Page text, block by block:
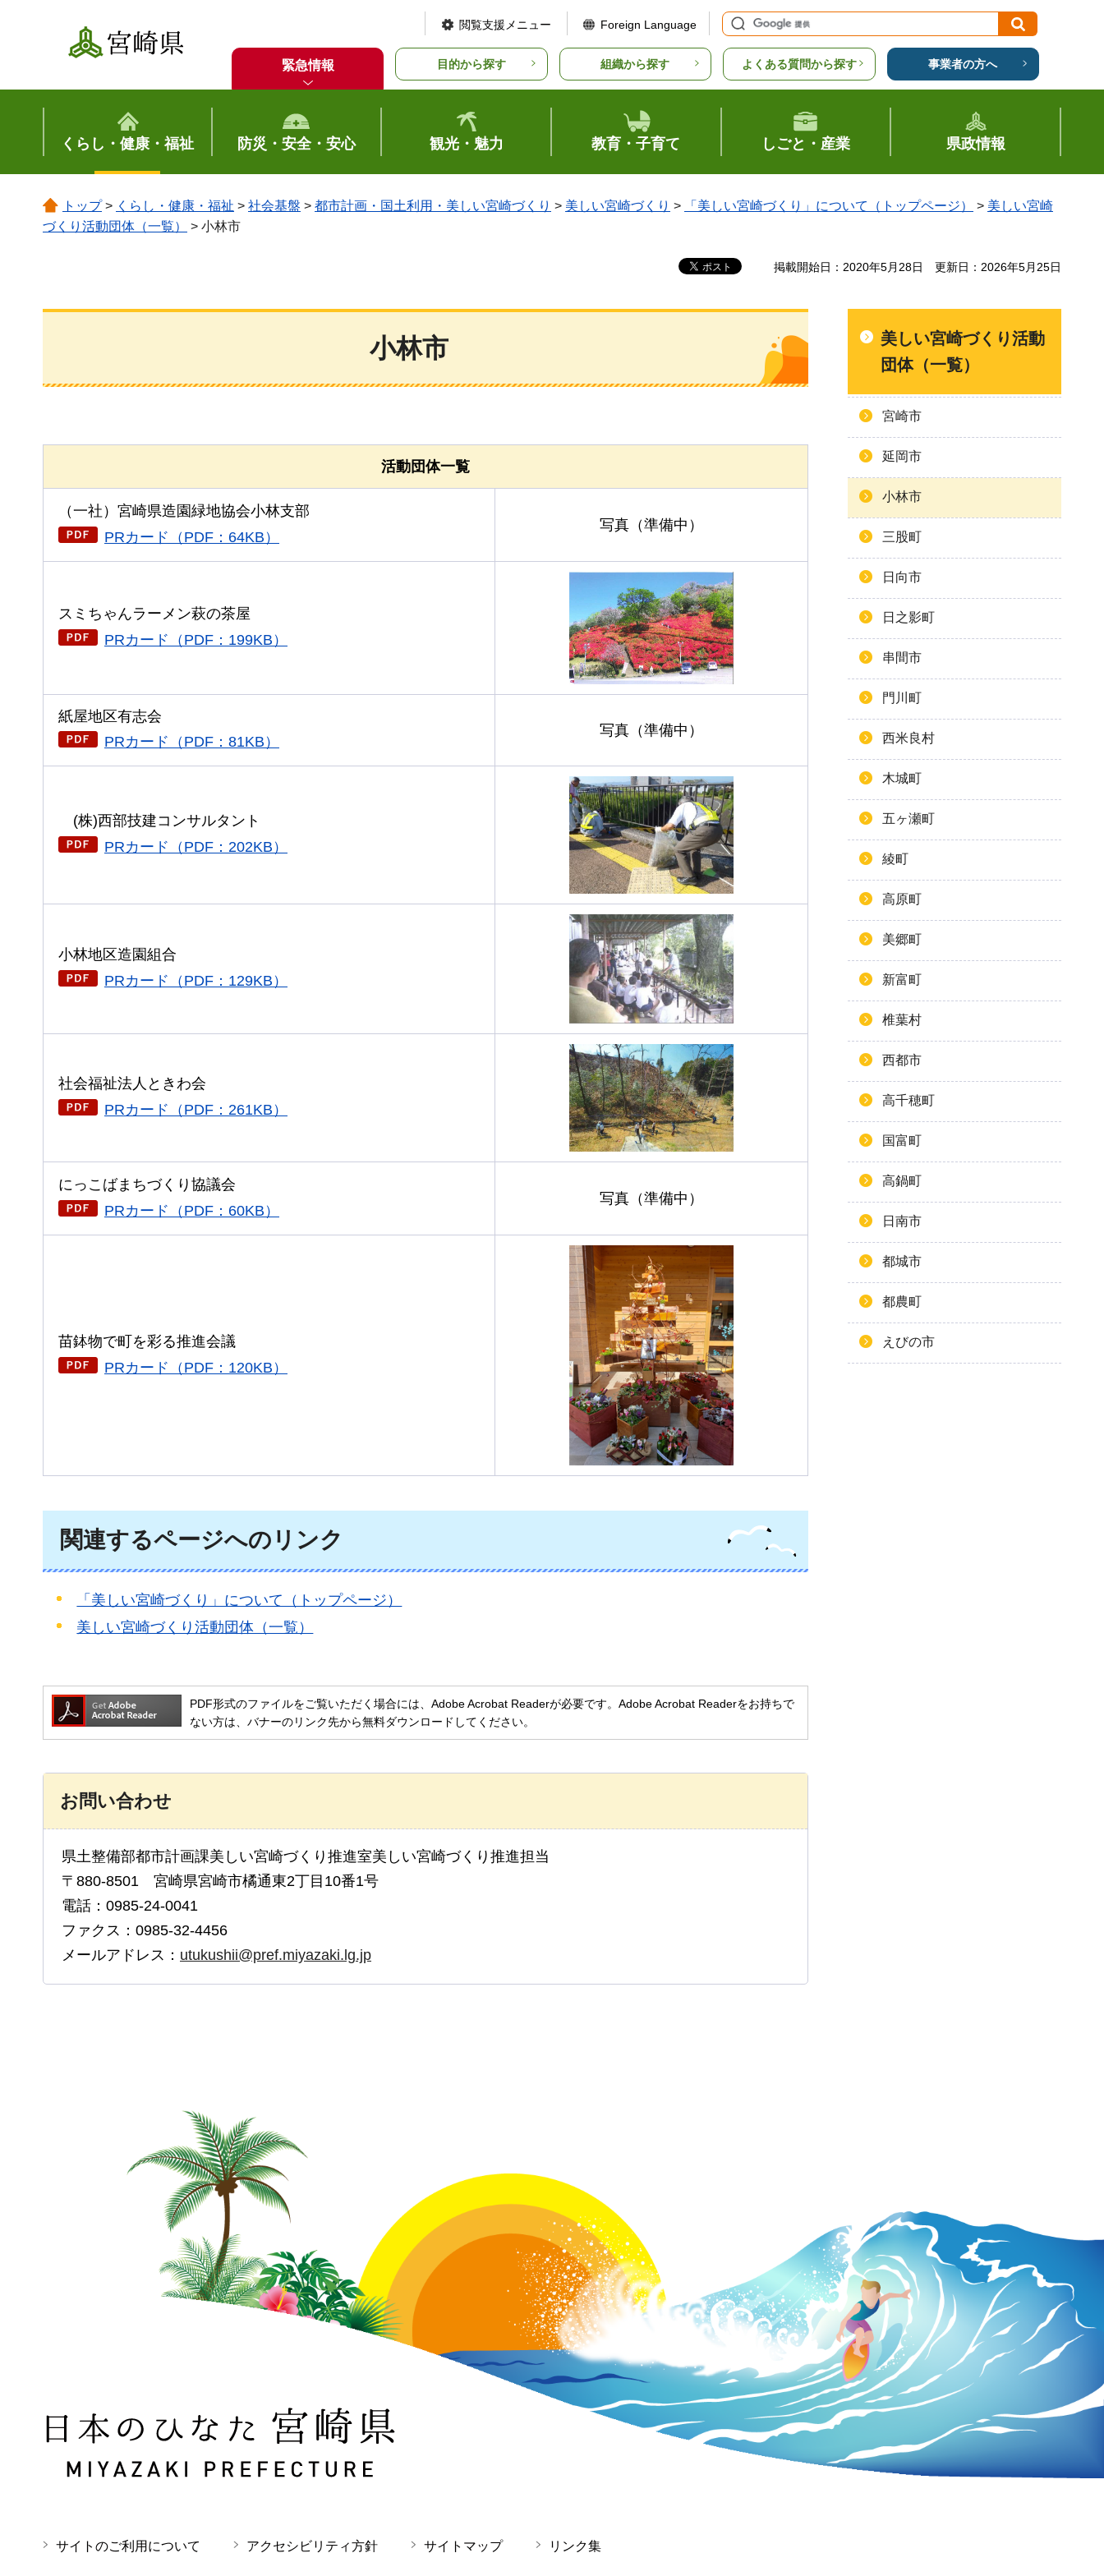
宮崎県
閲覧支援メニュー Foreign Language
緊急情報 目的から探す 組織から探す よくある質問から探す 事業者の方へ
くらし・健康・福祉 防災・安全・安心 観光・魅力 教育・子育て しごと・産業 県政情報
トップ> くらし・健康・福祉 > 社会基盤 > 都市計画・国土利用・美しい宮崎づくり > 美しい宮崎づくり > 「美しい宮崎づくり」について（トップページ） > 美しい宮崎
づくり活動団体（一覧）
> 小林市
掲載開始日：2020年5月28日 更新日：2026年5月25日
小林市
活動団体一覧
（一社）宮崎県造園緑地協会小林支部
PRカード（PDF：64KB）
写真（準備中）
スミちゃんラーメン萩の茶屋
PRカード（PDF：199KB）
紙屋地区有志会
PRカード（PDF：81KB）
写真（準備中）
(株)西部技建コンサルタント
PRカード（PDF：202KB）
小林地区造園組合
PRカード（PDF：129KB）
社会福祉法人ときわ会
PRカード（PDF：261KB）
にっこばまちづくり協議会
PRカード（PDF：60KB）
写真（準備中）
苗鉢物で町を彩る推進会議
PRカード（PDF：120KB）
関連するページへのリンク
「美しい宮崎づくり」について（トップページ）
美しい宮崎づくり活動団体（一覧）
PDF形式のファイルをご覧いただく場合には、Adobe Acrobat Readerが必要です。Adobe Acrobat Readerをお持ちで
ない方は、バナーのリンク先から無料ダウンロードしてください。
お問い合わせ
県土整備部都市計画課美しい宮崎づくり推進室美しい宮崎づくり推進担当
〒880-8501 宮崎県宮崎市橘通東2丁目10番1号
電話：0985-24-0041
ファクス：0985-32-4456
メールアドレス： utukushii@pref.miyazaki.lg.jp
美しい宮崎づくり活動
団体（一覧）
宮崎市
延岡市
小林市
三股町
日向市
日之影町
串間市
門川町
西米良村
木城町
五ヶ瀬町
綾町
高原町
美郷町
新富町
椎葉村
西都市
高千穂町
国富町
高鍋町
日南市
都城市
都農町
えびの市
日本のひなた 宮崎県 MIYAZAKI PREFECTURE
サイトのご利用について アクセシビリティ方針 サイトマップ リンク集